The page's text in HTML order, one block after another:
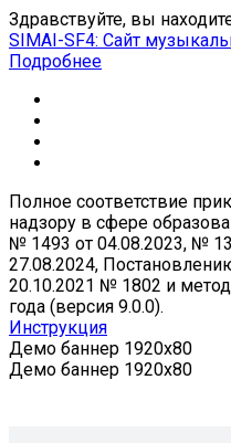
Здравствуйте, вы
SIMAI-SF4: Сайт
Подробнее
Полное соответствие
надзору в сфере
№ 1493 от 04.08.2023, №
27.08.2024,
20.10.2021 № 1802 и
года (версия 9.0.0).
Инструкция
Демо баннер 1920x80
Демо баннер 1920x80